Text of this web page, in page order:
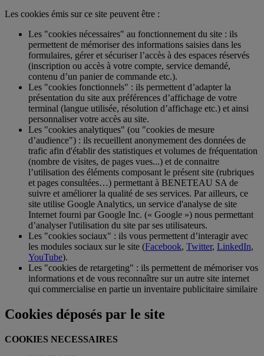
Les cookies émis sur ce site peuvent être :
Les "cookies nécessaires" au fonctionnement du site : ils
permettent de mémoriser des informations saisies dans les
formulaires, gérer et sécuriser l’accès à des espaces réservés
(inscription ou accès à votre compte, service demandé,
contenu d’un panier de commande etc.).
Les "cookies fonctionnels" : ils permettent d’adapter la
présentation du site aux préférences d’affichage de votre
terminal (langue utilisée, résolution d’affichage etc.) et ainsi
personnaliser votre accès au site.
Les "cookies analytiques" (ou "cookies de mesure
d’audience") : ils recueillent anonymement des données de
trafic afin d'établir des statistiques et volumes de fréquentation
(nombre de visites, de pages vues...) et de connaitre
l’utilisation des éléments composant le présent site (rubriques
et pages consultées…) permettant à BENETEAU SA de
suivre et améliorer la qualité de ses services. Par ailleurs, ce
site utilise Google Analytics, un service d'analyse de site
Internet fourni par Google Inc. (« Google ») nous permettant
d’analyser l'utilisation du site par ses utilisateurs.
Les "cookies sociaux" : ils vous permettent d’interagir avec
les modules sociaux sur le site (Facebook, Twitter, LinkedIn,
YouTube).
Les "cookies de retargeting" : ils permettent de mémoriser vos
informations et de vous reconnaître sur un autre site internet
qui commercialise en partie un inventaire publicitaire similaire
Cookies déposés par le site
COOKIES NECESSAIRES